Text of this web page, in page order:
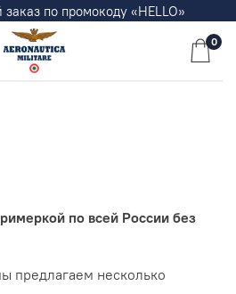
по промокоду «HELLO»
0
по всей России без
предлагаем несколько